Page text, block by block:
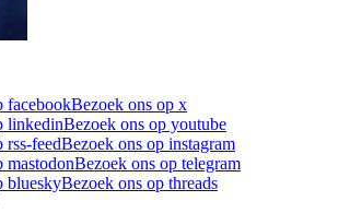
facebookBezoek ons op x
linkedinBezoek ons op youtube
rss-feedBezoek ons op instagram
mastodonBezoek ons op telegram
blueskyBezoek ons op threads